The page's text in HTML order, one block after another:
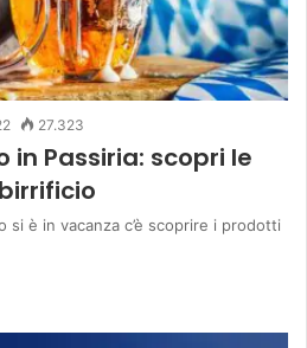
27.323
in Passiria: scopri le
si è in vacanza c’è scoprire i prodotti